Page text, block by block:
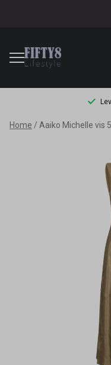
Aaiko
Home Aaiko Michelle vis